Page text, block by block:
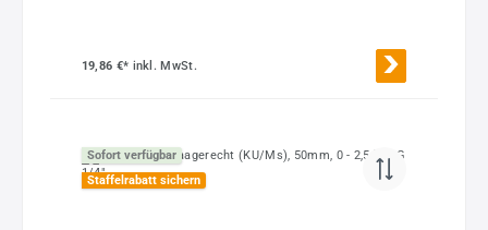
19,86 €* inkl. MwSt.
Sofort verfügbar
Staffelrabatt sichern